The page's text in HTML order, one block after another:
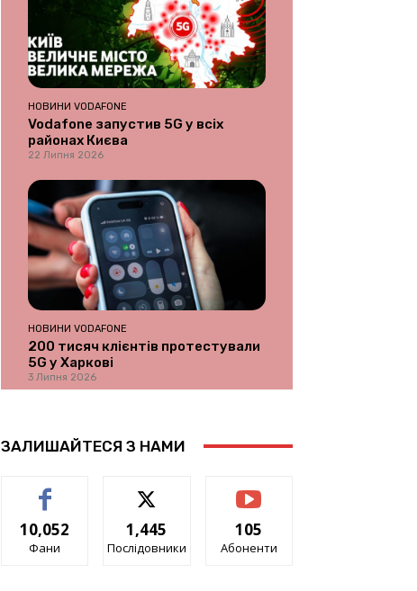
НОВИНИ VODAFONE
Vodafone запустив 5G у всіх
районах Києва
22 Липня 2026
НОВИНИ VODAFONE
200 тисяч клієнтів протестували
5G у Харкові
3 Липня 2026
ЗАЛИШАЙТЕСЯ З НАМИ
10,052
Фани
1,445
Послідовники
105
Абоненти